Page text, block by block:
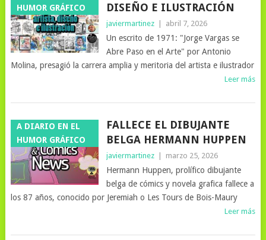
HUMOR GRÁFICO
DISEÑO E ILUSTRACIÓN
javiermartinez abril 7, 2026
Un escrito de 1971: "Jorge Vargas se
Abre Paso en el Arte" por Antonio
Molina, presagió la carrera amplia y meritoria del artista e ilustrador
Leer más
A DIARIO EN EL
HUMOR GRÁFICO
FALLECE EL DIBUJANTE
BELGA HERMANN HUPPEN
javiermartinez marzo 25, 2026
Hermann Huppen, prolífico dibujante
belga de cómics y novela grafica fallece a
los 87 años, conocido por Jeremiah o Les Tours de Bois-Maury
Leer más